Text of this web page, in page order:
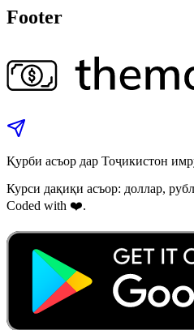
Footer
Қурби асъор дар Тоҷикистон
Курси дақиқи асъор: доллар,
Coded with ❤️.